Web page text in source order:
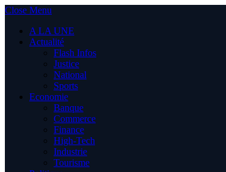
Close Menu
A LA UNE
Actualité
Flash Infos
Justice
National
Sports
Economie
Banque
Commerce
Finance
High-Tech
Industrie
Tourisme